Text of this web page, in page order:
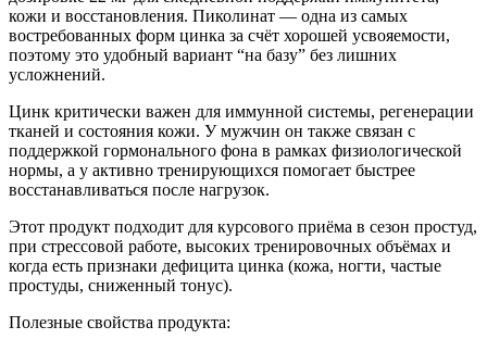
кожи и восстановления. Пиколинат — одна из самых
востребованных форм цинка за счёт хорошей усвояемости,
поэтому это удобный вариант “на базу” без лишних
усложнений.
Цинк критически важен для иммунной системы, регенерации
тканей и состояния кожи. У мужчин он также связан с
поддержкой гормонального фона в рамках физиологической
нормы, а у активно тренирующихся помогает быстрее
восстанавливаться после нагрузок.
Этот продукт подходит для курсового приёма в сезон простуд,
при стрессовой работе, высоких тренировочных объёмах и
когда есть признаки дефицита цинка (кожа, ногти, частые
простуды, сниженный тонус).
Полезные свойства продукта: